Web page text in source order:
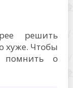
решить
хуже. Чтобы
помнить о